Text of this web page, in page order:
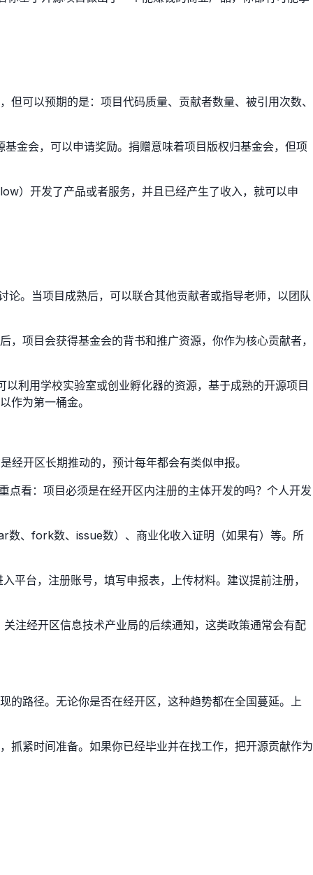
可以预期的是：项目代码质量、贡献者数量、被引用次数、
金会，可以申请奖励。捐赠意味着项目版权归基金会，但项
）开发了产品或者服务，并且已经产生了收入，就可以申
。当项目成熟后，可以联合其他贡献者或指导老师，以团队
项目会获得基金会的背书和推广资源，你作为核心贡献者，
利用学校实验室或创业孵化器的资源，基于成熟的开源项目
作为第一桶金。
开区长期推动的，预计每年都会有类似申报。
看：项目必须是在经开区内注册的主体开发的吗？个人开发
数、fork数、issue数）、商业化收入证明（如果有）等。所
平台，注册账号，填写申报表，上传材料。建议提前注册，
注经开区信息技术产业局的后续通知，这类政策通常会有配
的路径。无论你是否在经开区，这种趋势都在全国蔓延。上
抓紧时间准备。如果你已经毕业并在找工作，把开源贡献作为